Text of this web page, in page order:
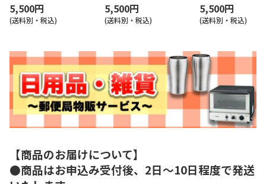
5,500円
(送料別・税込)
5,500円
(送料別・税込)
5,500円
(送料別・税込)
【商品のお届けについて】
●商品はお申込み受付後、2日～10日程度で発送